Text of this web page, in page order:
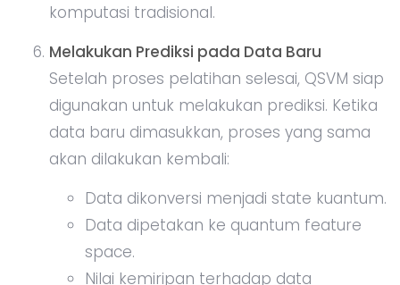
komputasi tradisional.
Melakukan Prediksi pada Data Baru
Setelah proses pelatihan selesai, QSVM siap
digunakan untuk melakukan prediksi. Ketika
data baru dimasukkan, proses yang sama
akan dilakukan kembali:
Data dikonversi menjadi state kuantum.
Data dipetakan ke quantum feature
space.
Nilai kemiripan terhadap data